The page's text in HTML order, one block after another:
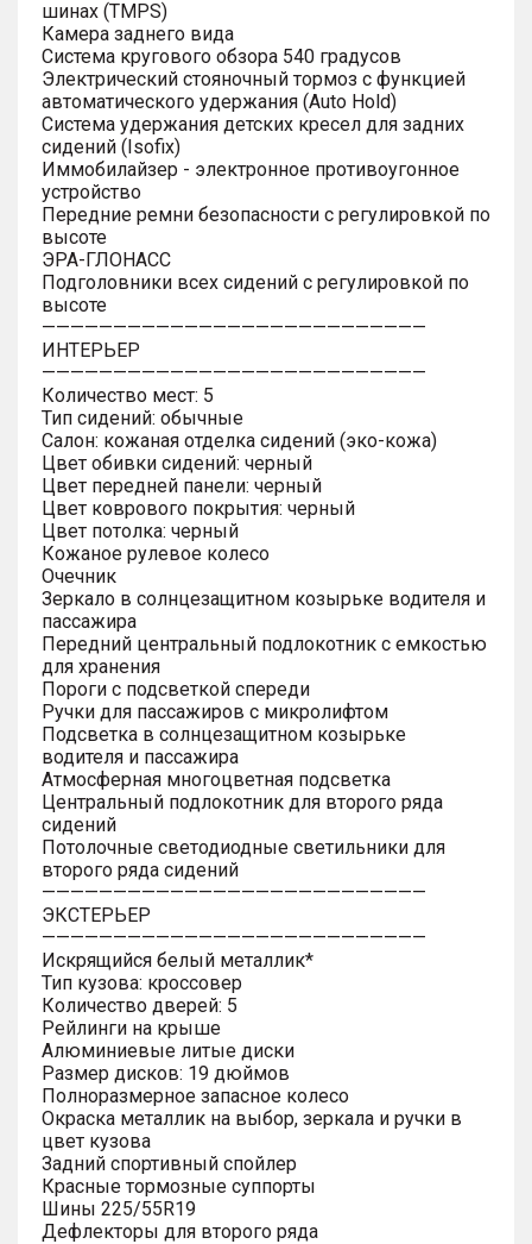
шинах (TMPS)
Камера заднего вида
Система кругового обзора 540 градусов
Электрический стояночный тормоз с функцией
автоматического удержания (Auto Hold)
Система удержания детских кресел для задних
сидений (Isofix)
Иммобилайзер - электронное противоугонное
устройство
Передние ремни безопасности с регулировкой по
высоте
ЭРА-ГЛОНАСС
Подголовники всех сидений с регулировкой по
высоте
———————————————————————————
ИНТЕРЬЕР
———————————————————————————
Количество мест: 5
Тип сидений: обычные
Салон: кожаная отделка сидений (эко-кожа)
Цвет обивки сидений: черный
Цвет передней панели: черный
Цвет коврового покрытия: черный
Цвет потолка: черный
Кожаное рулевое колесо
Очечник
Зеркало в солнцезащитном козырьке водителя и
пассажира
Передний центральный подлокотник с емкостью
для хранения
Пороги с подсветкой спереди
Ручки для пассажиров с микролифтом
Подсветка в солнцезащитном козырьке
водителя и пассажира
Атмосферная многоцветная подсветка
Центральный подлокотник для второго ряда
сидений
Потолочные светодиодные светильники для
второго ряда сидений
———————————————————————————
ЭКСТЕРЬЕР
———————————————————————————
Искрящийся белый металлик*
Тип кузова: кроссовер
Количество дверей: 5
Рейлинги на крыше
Алюминиевые литые диски
Размер дисков: 19 дюймов
Полноразмерное запасное колесо
Окраска металлик на выбор, зеркала и ручки в
цвет кузова
Задний спортивный спойлер
Красные тормозные суппорты
Шины 225/55R19
Дефлекторы для второго ряда